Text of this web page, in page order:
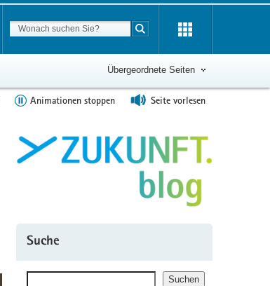
Suchbegriff
Suche starten
Übergeordnete Seiten
Animationen stoppen Seite vorlesen
Suche
Suchen